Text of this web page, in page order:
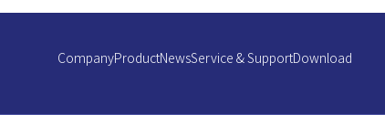
CompanyProductNewsService & SupportDownload